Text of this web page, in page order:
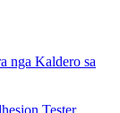
nga Kaldero sa
Tester